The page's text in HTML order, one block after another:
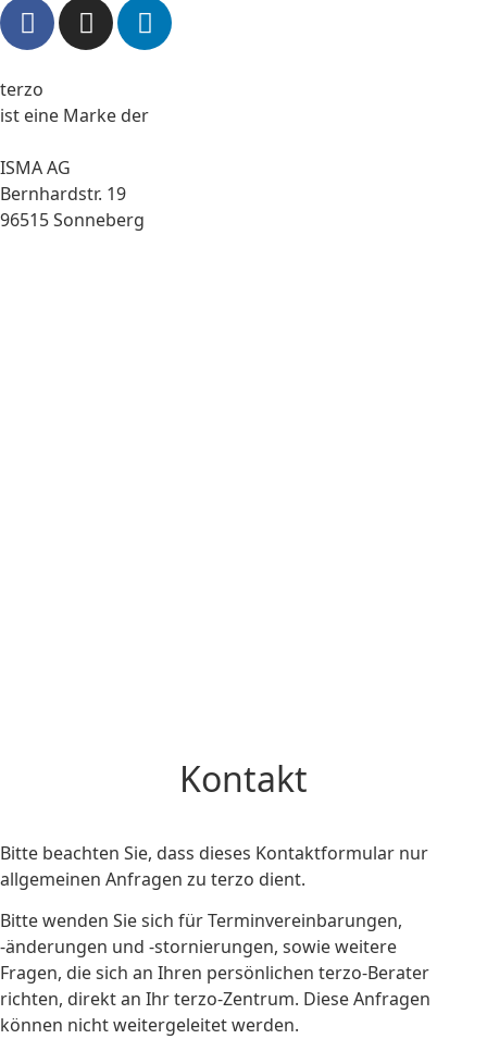
terzo
ist eine Marke der
ISMA AG
Bernhardstr. 19
96515 Sonneberg
Kontakt
Bitte beachten Sie, dass dieses Kontaktformular nur
allgemeinen Anfragen zu terzo dient.
Bitte wenden Sie sich für Terminvereinbarungen,
-änderungen und -stornierungen, sowie weitere
Fragen, die sich an Ihren persönlichen terzo-Berater
richten, direkt an Ihr terzo-Zentrum. Diese Anfragen
können nicht weitergeleitet werden.